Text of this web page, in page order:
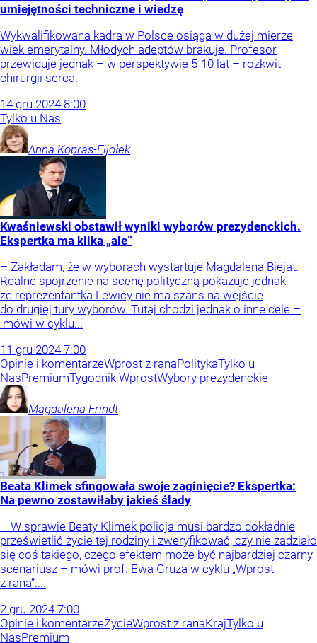
umiejętności techniczne i wiedzę
Wykwalifikowana kadra w Polsce osiąga w dużej mierze
wiek emerytalny. Młodych adeptów brakuje. Profesor
przewiduje jednak – w perspektywie 5-10 lat – rozkwit
chirurgii serca.
14 gru 2024 8:00
Tylko u Nas
Anna Kopras-Fijołek
Kwaśniewski obstawił wyniki wyborów prezydenckich.
Ekspertka ma kilka „ale”
– Zakładam, że w wyborach wystartuje Magdalena Biejat.
Realne spojrzenie na scenę polityczną pokazuje jednak,
że reprezentantka Lewicy nie ma szans na wejście
do drugiej tury wyborów. Tutaj chodzi jednak o inne cele –
mówi w cyklu...
11 gru 2024 7:00
Opinie i komentarzeWprost z ranaPolitykaTylko u
NasPremiumTygodnik WprostWybory prezydenckie
Magdalena Frindt
Beata Klimek sfingowała swoje zaginięcie? Ekspertka:
Na pewno zostawiłaby jakieś ślady
– W sprawie Beaty Klimek policja musi bardzo dokładnie
prześwietlić życie tej rodziny i zweryfikować, czy nie zadziało
się coś takiego, czego efektem może być najbardziej czarny
scenariusz – mówi prof. Ewa Gruza w cyklu „Wprost
z rana”....
2 gru 2024 7:00
Opinie i komentarzeŻycieWprost z ranaKrajTylko u
NasPremium